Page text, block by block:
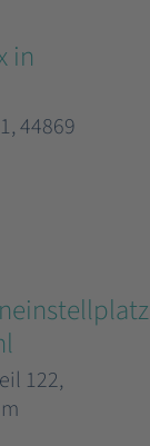
in
44869
122,